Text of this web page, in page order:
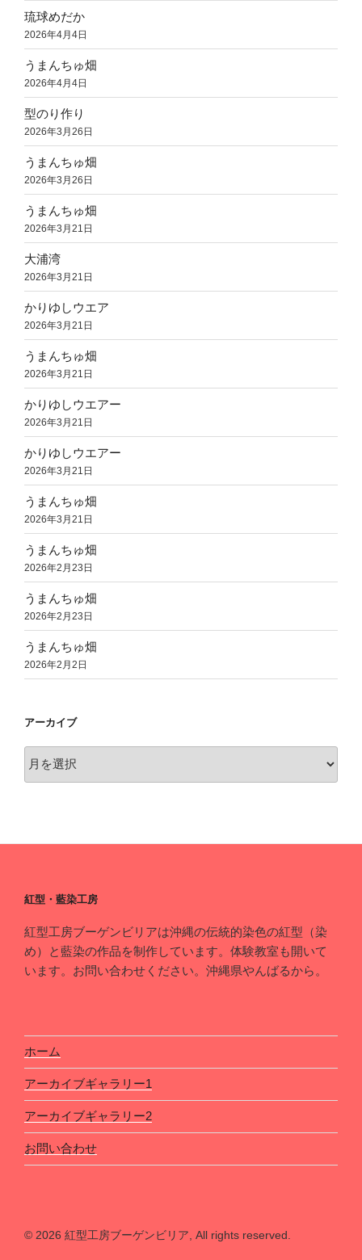
琉球めだか
2026年4月4日
うまんちゅ畑
2026年4月4日
型のり作り
2026年3月26日
うまんちゅ畑
2026年3月26日
うまんちゅ畑
2026年3月21日
大浦湾
2026年3月21日
かりゆしウエア
2026年3月21日
うまんちゅ畑
2026年3月21日
かりゆしウエアー
2026年3月21日
かりゆしウエアー
2026年3月21日
うまんちゅ畑
2026年3月21日
うまんちゅ畑
2026年2月23日
うまんちゅ畑
2026年2月23日
うまんちゅ畑
2026年2月2日
アーカイブ
ア
紅型・藍染工房
紅型工房ブーゲンビリアは沖縄の伝統的染色の紅型（染
め）と藍染の作品を制作しています。体験教室も開いて
います。お問い合わせください。沖縄県やんばるから。
ホーム
アーカイブギャラリー1
アーカイブギャラリー2
お問い合わせ
© 2026 紅型工房ブーゲンビリア, All rights reserved.